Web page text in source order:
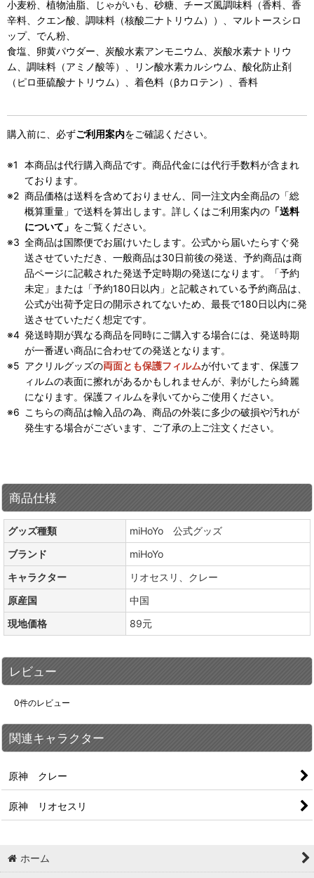
小麦粉、植物油脂、じゃがいも、砂糖、チーズ風調味料（香料、香
辛料、クエン酸、調味料（核酸二ナトリウム））、マルトースシロ
ップ、でん粉、
食塩、卵黄パウダー、炭酸水素アンモニウム、炭酸水素ナトリウ
ム、調味料（アミノ酸等）、リン酸水素カルシウム、酸化防止剤
（ピロ亜硫酸ナトリウム）、着色料（βカロテン）、香料
購入前に、必ずご利用案内をご確認ください。
本商品は代行購入商品です。商品代金には代行手数料が含まれ
ております。
商品価格は送料を含めておりません、同一注文内全商品の「総
概算重量」で送料を算出します。詳しくはご利用案内の 「送料
について」 をご覧ください。
全商品は国際便でお届けいたします。公式から届いたらすぐ発
送させていただき、一般商品は30日前後の発送、予約商品は商
品ページに記載された発送予定時期の発送になります。「予約
未定」または「予約180日以内」と記載されている予約商品は、
公式が出荷予定日の開示されてないため、最長で180日以内に発
送させていただく想定です。
発送時期が異なる商品を同時にご購入する場合には、発送時期
が一番遅い商品に合わせての発送となります。
アクリルグッズの両面とも保護フィルムが付いてます、保護フ
ィルムの表面に擦れがあるかもしれませんが、剥がしたら綺麗
になります。保護フィルムを剥いてからご使用ください。
こちらの商品は輸入品の為、商品の外装に多少の破損や汚れが
発生する場合がございます、ご了承の上ご注文ください。
商品仕様
グッズ種類
miHoYo 公式グッズ
ブランド
miHoYo
キャラクター
リオセスリ、クレー
原産国
中国
現地価格
89元
レビュー
0件のレビュー
関連キャラクター
原神 クレー
原神 リオセスリ
ホーム